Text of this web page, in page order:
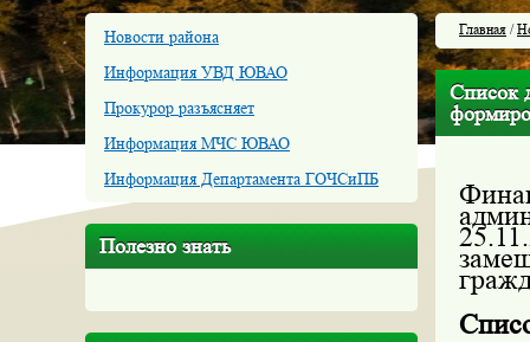
Новости района
Информация УВД ЮВАО
Прокурор разъясняет
Информация МЧС ЮВАО
Информация Департамента ГОЧСиПБ
Полезно знать
Главная /
Список